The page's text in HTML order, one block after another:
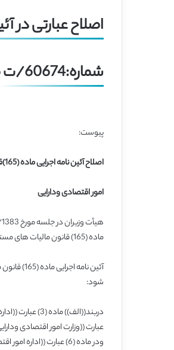
اصلاح عبارتی در آئین
شماره:60674/ت 32016هـ
پیوست:
اصلاح آئین نامه اجرایی ماده (165)قانون مالیات های مستقیم وزارت
امور اقتصادی ودارایی
ماده (165) قانون مالیات های مستقیم – مصوب 1366- تصویب نمود:
شود:
ودر ماده (6) عبارت ((اداره امور اقتصادی ودارایی)) به عبارت ((اداره امور مالیاتی)) تغییر می یابد.